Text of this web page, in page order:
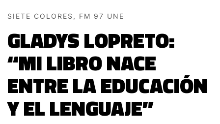
SIETE COLORES, FM 97 UNE
GLADYS LOPRETO:
“MI LIBRO NACE
ENTRE LA EDUCACIÓN
Y EL LENGUAJE”